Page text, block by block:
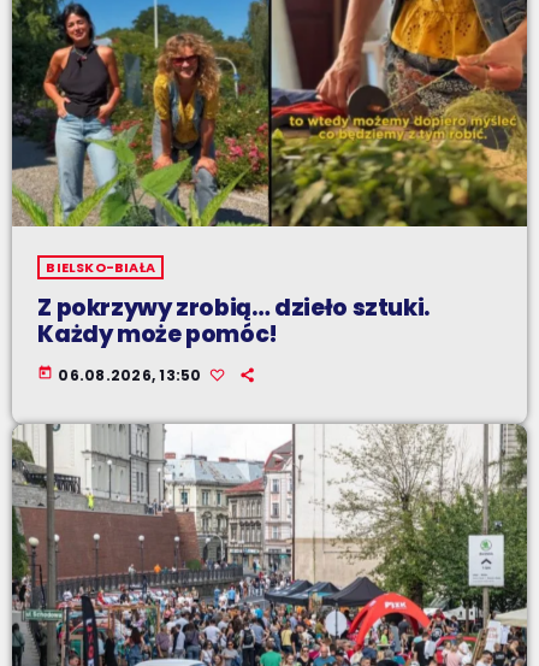
BIELSKO-BIAŁA
Z pokrzywy zrobią… dzieło sztuki.
Każdy może pomóc!
today 06.08.2026, 13:50